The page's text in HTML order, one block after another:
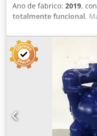
Ano de fabrico: 2019,
totalmente funcional,
bomba de exportação
fabrico: Não usada,
Capacidade (kW): 7,5
CxLxA (mm): 1900 x 1570
Quantidade em stock: 1
Pressão máxima de
Alemanha
disponível